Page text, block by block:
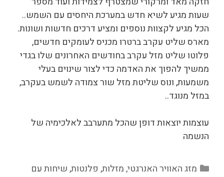
שעות מגיע לשיא חדש במערכת היחסים עם השמש..
הכל מגיע לקצוות נוספים ומציע דרכים חדשות ושונות.
מארס שליט עקרב ברטרו מכניס לעומקים חדשים,
פלוטו שליט מזל עקרב בחודשים האחרונים שלו בגדי
ממשיך להפוך את האדמה כדי לצור שינוים בעלי
משמעות, ונוס שליטת מזל שור צמודה לשמש בעקרב,
במזל מנוגד..
עוצמות יוצאות דופן שהכל מתערבב לאלכימיה של
הנשמה
קטגוריות
מזג האוויר האנרגטי,מזלות, פלנטות,שיחות עם